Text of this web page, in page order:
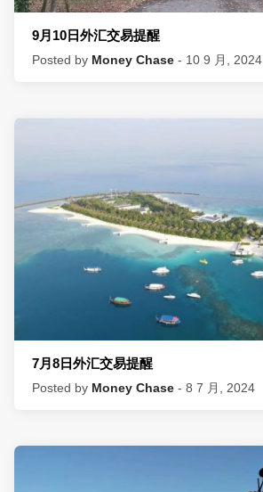
9月10日外汇交易提醒
Posted by Money Chase - 10 9 月, 2024
7月8日外汇交易提醒
Posted by Money Chase - 8 7 月, 2024